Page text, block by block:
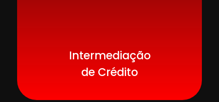
Intermediação
de Crédito